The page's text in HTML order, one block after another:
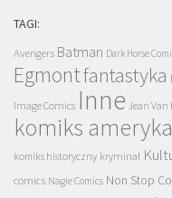
TAGI:
Avengers Batman Dark Horse
Egmontfantastyka
Image Comics Inne Jean Van
komiks
komiks historyczny kryminał
comics Nagle Comics Non Stop